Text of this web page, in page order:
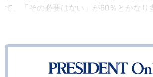
て、「その必要はない」が60％とかなり